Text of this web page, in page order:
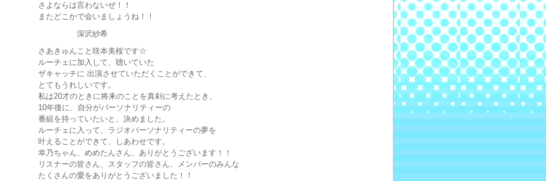
さよならは言わないぜ！！
またどこかで会いましょうね！！
深沢紗希
さあきゅんこと咲本美桜です☆
ルーチェに加入して、聴いていた
ザキャッチに 出演させていただくことができて、
とてもうれしいです。
私は20才のときに将来のことを真剣に考えたとき、
10年後に、自分がパーソナリティーの
番組を持っていたいと、決めました。
ルーチェに入って、ラジオパーソナリティーの夢を
叶えることができて、しあわせです。
幸乃ちゃん、めめたんさん、ありがとうございます！！
リスナーの皆さん、スタッフの皆さん、メンバーのみんな
たくさんの愛をありがとうございました！！